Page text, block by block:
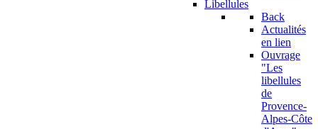
Libellules
Back
Actualités
en lien
Ouvrage
"Les
libellules
de
Provence-
Alpes-Côte